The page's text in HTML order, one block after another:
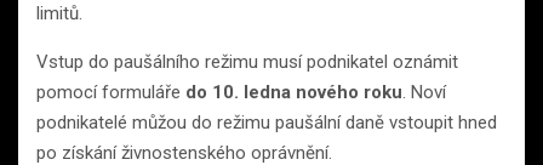
limitů.
Vstup do paušálního režimu musí podnikatel oznámit
pomocí formuláře do 10. ledna nového roku. Noví
podnikatelé můžou do režimu paušální daně vstoupit hned
po získání živnostenského oprávnění.